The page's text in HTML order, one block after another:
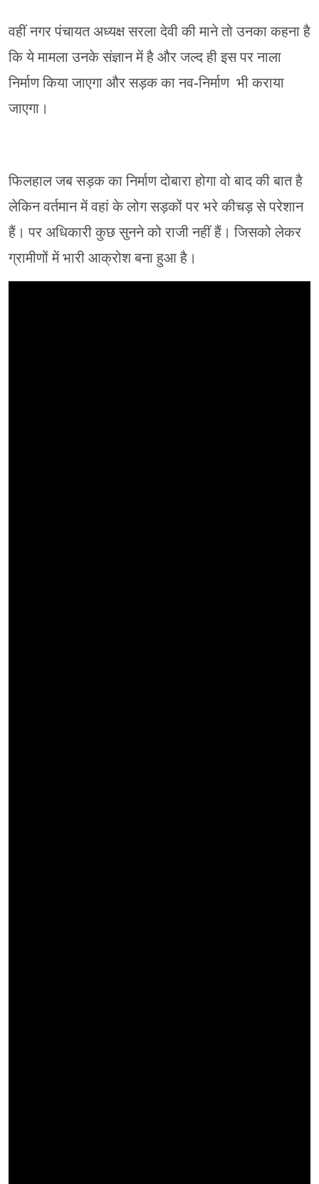
वहीं नगर पंचायत अध्यक्ष सरला देवी की माने तो उनका कहना है
कि ये मामला उनके संज्ञान में है और जल्द ही इस पर नाला
निर्माण किया जाएगा और सड़क का नव-निर्माण भी कराया
जाएगा।
फिलहाल जब सड़क का निर्माण दोबारा होगा वो बाद की बात है
लेकिन वर्तमान में वहां के लोग सड़कों पर भरे कीचड़ से परेशान
हैं। पर अधिकारी कुछ सुनने को राजी नहीं हैं। जिसको लेकर
ग्रामीणों में भारी आक्रोश बना हुआ है।